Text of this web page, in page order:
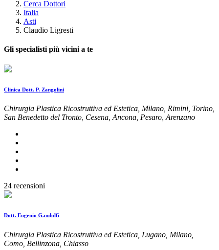
Cerca Dottori
Italia
Asti
Claudio Ligresti
Gli specialisti più vicini a te
Clinica Dott. P. Zangolini
Chirurgia Plastica Ricostruttiva ed Estetica, Milano, Rimini, Torino,
San Benedetto del Tronto, Cesena, Ancona, Pesaro, Arenzano
24 recensioni
Dott. Eugenio Gandolfi
Chirurgia Plastica Ricostruttiva ed Estetica, Lugano, Milano,
Como, Bellinzona, Chiasso